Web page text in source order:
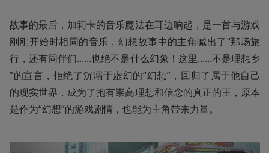
故事的最后，加莉卡的音乐魔法在耳边响起，是一首与游戏
刚刚开始时相同的音乐，幻想故事中的主角喊出了“那场旅
行，还有同伴们......也绝不是什么幻象！这里......不是理想乡
”的宣言，拒绝了沉溺于虚幻的“幻想”，回归了属于他自己
的现实世界，成为了抱有崇高理想和信念的真正的王，原本
是作为“幻想”的游戏剧情，也能为主角带来力量。